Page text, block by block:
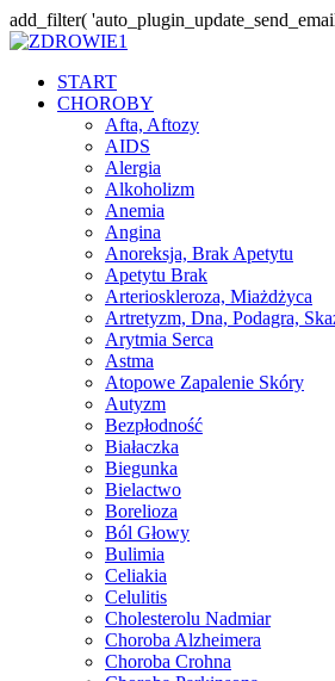
add_filter(
START
CHOROBY
Afta, Aftozy
AIDS
Alergia
Alkoholizm
Anemia
Angina
Anoreksja, Brak Apetytu
Apetytu Brak
Arterioskleroza, Miażdżyca
Artretyzm, Dna, Podagra,
Arytmia Serca
Astma
Atopowe Zapalenie Skóry
Autyzm
Bezpłodność
Białaczka
Biegunka
Bielactwo
Borelioza
Ból Głowy
Bulimia
Celiakia
Celulitis
Cholesterolu Nadmiar
Choroba Alzheimera
Choroba Crohna